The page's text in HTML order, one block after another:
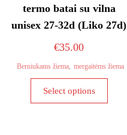
termo batai su vilna
unisex 27-32d (Liko 27d)
€35.00
Berniukams žiema, mergaitėms žiema
Select options
This